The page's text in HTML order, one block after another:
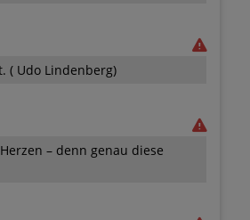
( Udo Lindenberg)
– denn genau diese